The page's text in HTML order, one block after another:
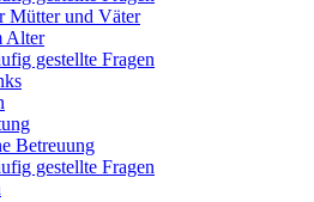
Mütter und Väter
Alter
gestellte Fragen
Betreuung
gestellte Fragen